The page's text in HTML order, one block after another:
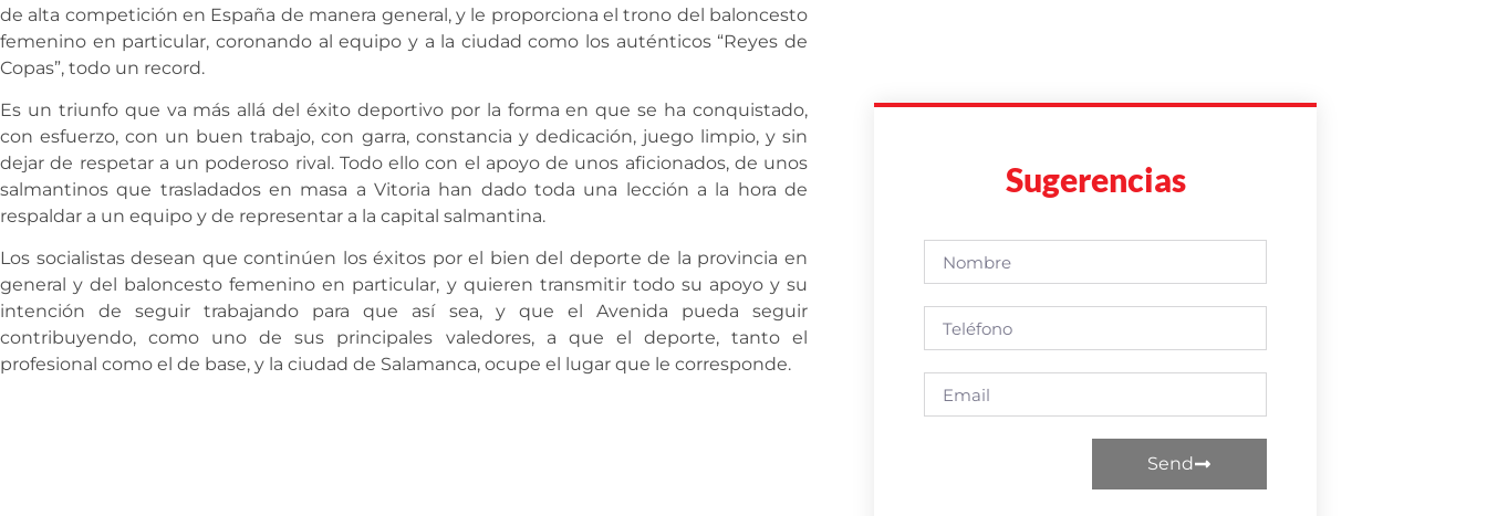
de alta competición en España de manera general, y le proporciona el trono del baloncesto
femenino en particular, coronando al equipo y a la ciudad como los auténticos “Reyes de
Copas”, todo un record.
Es un triunfo que va más allá del éxito deportivo por la forma en que se ha conquistado,
con esfuerzo, con un buen trabajo, con garra, constancia y dedicación, juego limpio, y sin
dejar de respetar a un poderoso rival. Todo ello con el apoyo de unos aficionados, de unos
salmantinos que trasladados en masa a Vitoria han dado toda una lección a la hora de
respaldar a un equipo y de representar a la capital salmantina.
Los socialistas desean que continúen los éxitos por el bien del deporte de la provincia en
general y del baloncesto femenino en particular, y quieren transmitir todo su apoyo y su
intención de seguir trabajando para que así sea, y que el Avenida pueda seguir
contribuyendo, como uno de sus principales valedores, a que el deporte, tanto el
profesional como el de base, y la ciudad de Salamanca, ocupe el lugar que le corresponde.
Sugerencias
Send